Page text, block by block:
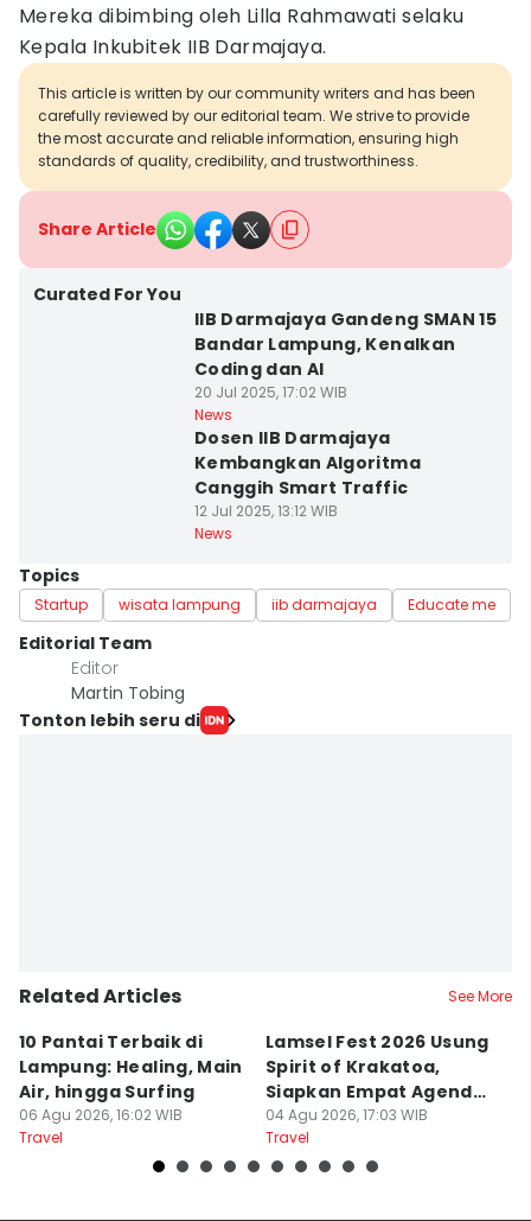
Mereka dibimbing oleh Lilla Rahmawati selaku
Kepala Inkubitek IIB Darmajaya.
This article is written by our community writers and has been
carefully reviewed by our editorial team. We strive to provide
the most accurate and reliable information, ensuring high
standards of quality, credibility, and trustworthiness.
Share Article
Curated For You
IIB Darmajaya Gandeng SMAN 15
Bandar Lampung, Kenalkan
Coding dan AI
20 Jul 2025, 17:02 WIB
News
Dosen IIB Darmajaya
Kembangkan Algoritma
Canggih Smart Traffic
12 Jul 2025, 13:12 WIB
News
Topics
Startup wisata lampung iib darmajaya Educate me
Editorial Team
Editor
Martin Tobing
Tonton lebih seru di
Related Articles See More
10 Pantai Terbaik di
Lampung: Healing, Main
Air, hingga Surfing
06 Agu 2026, 16:02 WIB
Travel
Lamsel Fest 2026 Usung
Spirit of Krakatoa,
Siapkan Empat Agenda
Utama
04 Agu 2026, 17:03 WIB
Travel